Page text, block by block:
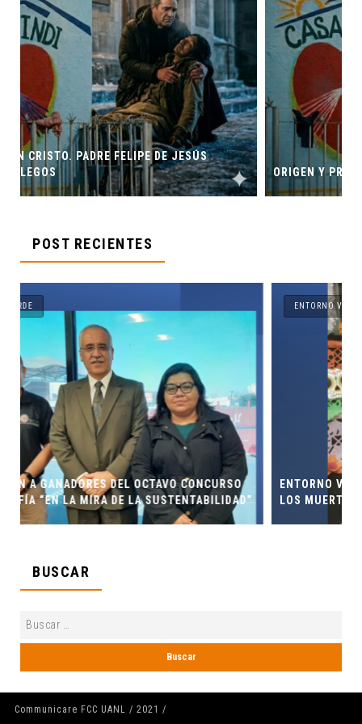
ORIGEN Y PROPÓSITO DE CASA INDI
POST RECIENTES
ENTORNO VERDE Y ANIMALIA PRESENTES EN EL DÍA
LOS MUERTOS FCC, UANL.
BUSCAR
Communicare FCC UANL / 2021 /